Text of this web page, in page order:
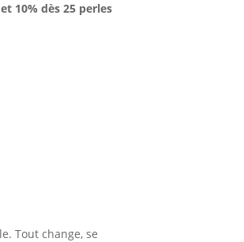
10% dès 25 perles
Tout change, se